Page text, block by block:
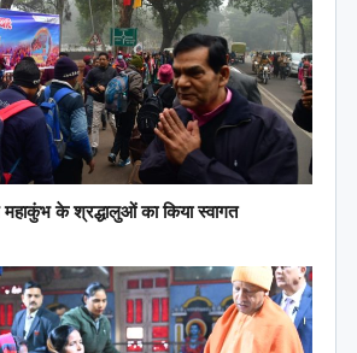
के श्रद्धालुओं का किया स्वागत